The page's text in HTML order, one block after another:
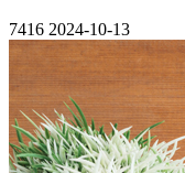
7416 2024-10-13